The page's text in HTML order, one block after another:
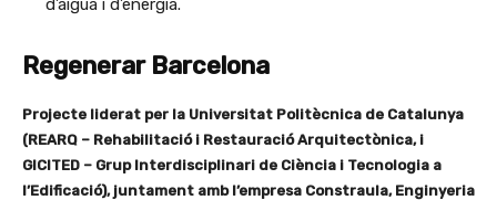
Regenerar Barcelona
Projecte liderat per la Universitat Politècnica de Catalunya
(REARQ – Rehabilitació i Restauració Arquitectònica, i
GICITED – Grup Interdisciplinari de Ciència i Tecnologia a
l’Edificació), juntament amb l’empresa Constraula, Enginyeria